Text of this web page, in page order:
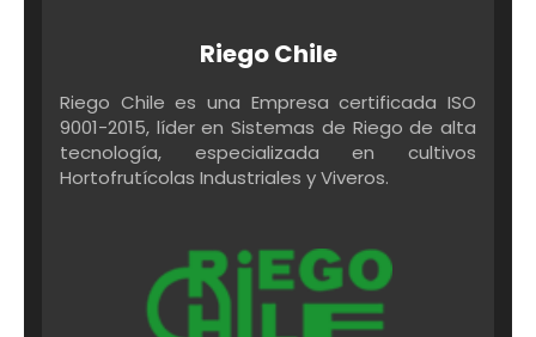
Riego Chile
Riego Chile es una Empresa certificada ISO
9001-2015, líder en Sistemas de Riego de alta
tecnología, especializada en cultivos
Hortofrutícolas Industriales y Viveros.